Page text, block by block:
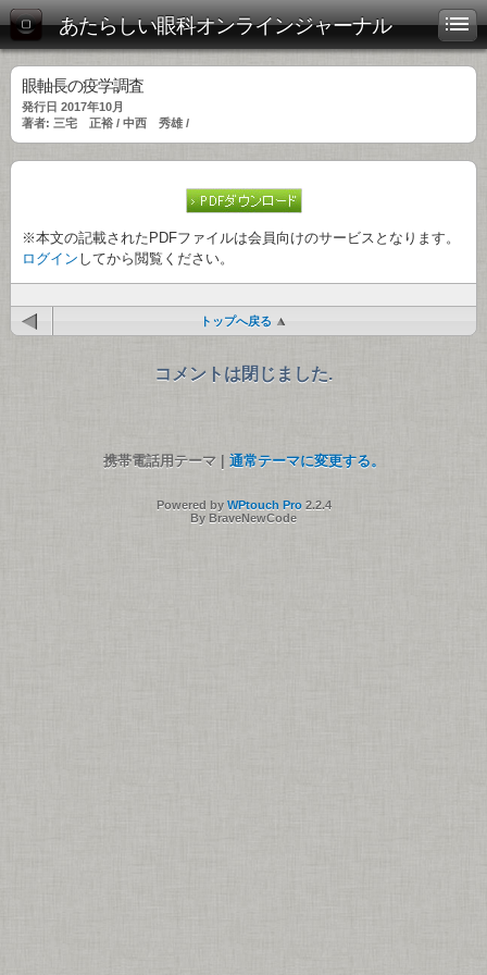
あたらしい眼科オンラインジャーナル
眼軸長の疫学調査
発行日 2017年10月
著者: 三宅 正裕 / 中西 秀雄 /
※本文の記載されたPDFファイルは会員向けのサービスとなります。
ログイン してから閲覧ください。
トップへ戻る
コメントは閉じました.
携帯電話用テーマ | 通常テーマに変更する。
Powered by WPtouch Pro2.2.4
By BraveNewCode